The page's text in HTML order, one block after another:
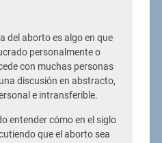
del aborto es algo en que
personalmente o
con muchas personas
discusión en abstracto,
e intransferible.
entender cómo en el siglo
que el aborto sea